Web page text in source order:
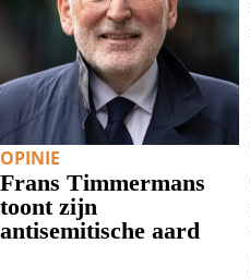
OPINIE
Frans Timmermans
toont zijn
antisemitische aard